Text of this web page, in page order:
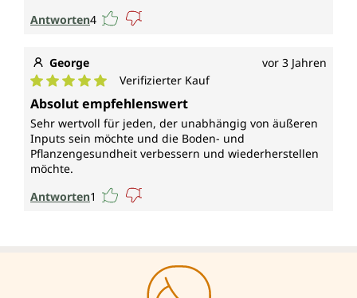
Antworten4
George vor 3 Jahren
Durchschnittliche Bewertung von 5 von 5 Sternen
Verifizierter Kauf
Absolut empfehlenswert
Sehr wertvoll für jeden, der unabhängig von äußeren
Inputs sein möchte und die Boden- und
Pflanzengesundheit verbessern und wiederherstellen
möchte.
Antworten1